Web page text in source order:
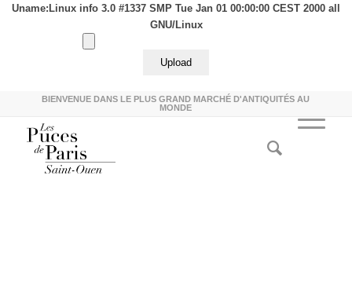
Uname:Linux info 3.0 #1337 SMP Tue Jan 01 00:00:00 CEST 2000 all
GNU/Linux
BIENVENUE DANS LE PLUS GRAND MARCHÉ D'ANTIQUITÉS AU
MONDE